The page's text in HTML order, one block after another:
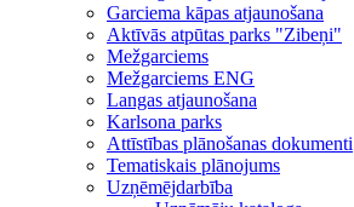
Garciema kāpas atjaunošana
Aktīvās atpūtas parks "Zibeņi"
Mežgarciems
Mežgarciems ENG
Langas atjaunošana
Karlsona parks
Attīstības plānošanas dokumenti
Tematiskais plānojums
Uzņēmējdarbība